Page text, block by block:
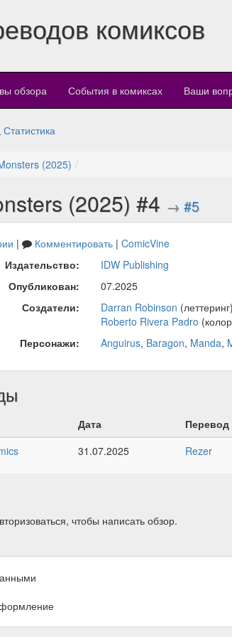
комиксов
обзора События в комиксах Ваши
Статистика
(2025)
(2025) #4 → #5
| Комментировать| ComicVine
Издательство:
IDW Publishing
Опубликован:
07.2025
Создатели:
Darran Robinson
Roberto Rivera Padro
Персонажи:
Anguirus, Baragon, Manda,
Дата Перевод
31.07.2025 Rezer
чтобы написать обзор.